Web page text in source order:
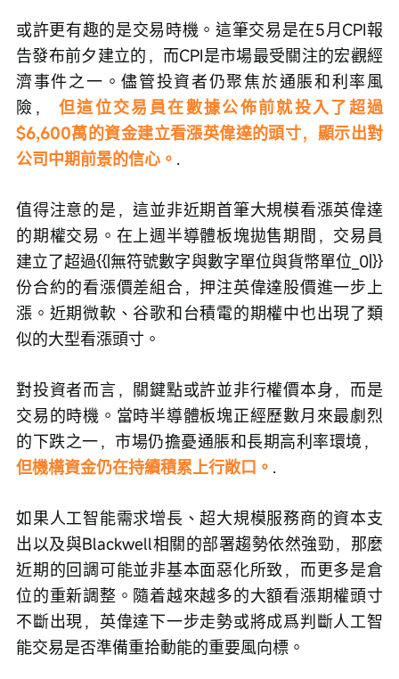
或許更有趣的是交易時機。這筆交易是在5月CPI報
告發布前夕建立的，而CPI是市場最受關注的宏觀經
濟事件之一。儘管投資者仍聚焦於通脹和利率風
險， 但這位交易員在數據公佈前就投入了超過
$6,600萬的資金建立看漲英偉達的頭寸，顯示出對
公司中期前景的信心。 .
值得注意的是，這並非近期首筆大規模看漲英偉達
的期權交易。在上週半導體板塊拋售期間，交易員
建立了超過{{|無符號數字與數字單位與貨幣單位_0|}}
份合約的看漲價差組合，押注英偉達股價進一步上
漲。近期微軟、谷歌和台積電的期權中也出現了類
似的大型看漲頭寸。
對投資者而言，關鍵點或許並非行權價本身，而是
交易的時機。當時半導體板塊正經歷數月來最劇烈
的下跌之一，市場仍擔憂通脹和長期高利率環境，
但機構資金仍在持續積累上行敞口。 .
如果人工智能需求增長、超大規模服務商的資本支
出以及與Blackwell相關的部署趨勢依然強勁，那麼
近期的回調可能並非基本面惡化所致，而更多是倉
位的重新調整。隨着越來越多的大額看漲期權頭寸
不斷出現，英偉達下一步走勢或將成爲判斷人工智
能交易是否準備重拾動能的重要風向標。